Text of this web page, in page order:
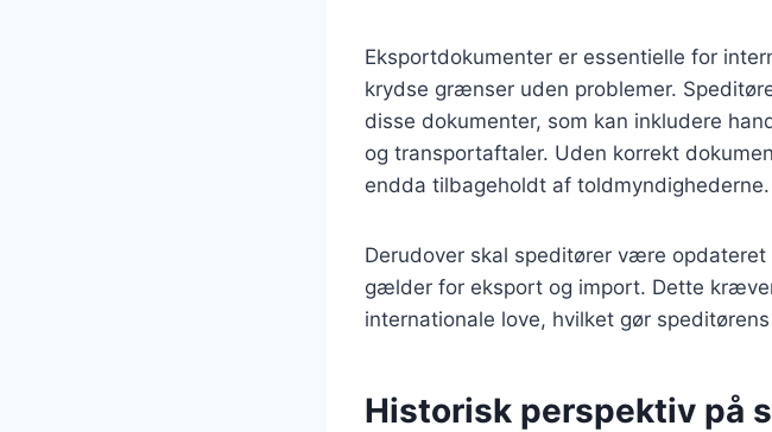
Eksportdokumenter er essentielle for
krydse grænser uden problemer.
disse dokumenter, som kan inkludere
og transportaftaler. Uden korrekt
endda tilbageholdt af toldmyndighederne.
Derudover skal speditører være
gælder for eksport og import. Dette
internationale love, hvilket gør
Historisk perspektiv på